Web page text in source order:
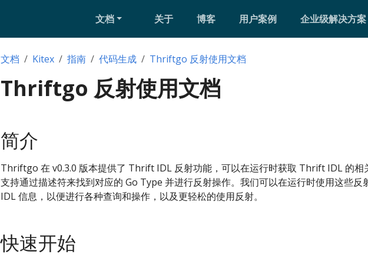
文档 关于 博客 用户案例 企业级解决方案
文档 Kitex 指南 代码生成 Thriftgo 反射使用文档
Thriftgo 反射使用文档
简介
Thriftgo 在 v0.3.0 版本提供了 Thrift IDL 反射功能，可以在运行时获取 Thrift IDL 的相
支持通过描述符来找到对应的 Go Type 并进行反射操作。我们可以在运行时使用这些反
IDL 信息，以便进行各种查询和操作，以及更轻松的使用反射。
快速开始